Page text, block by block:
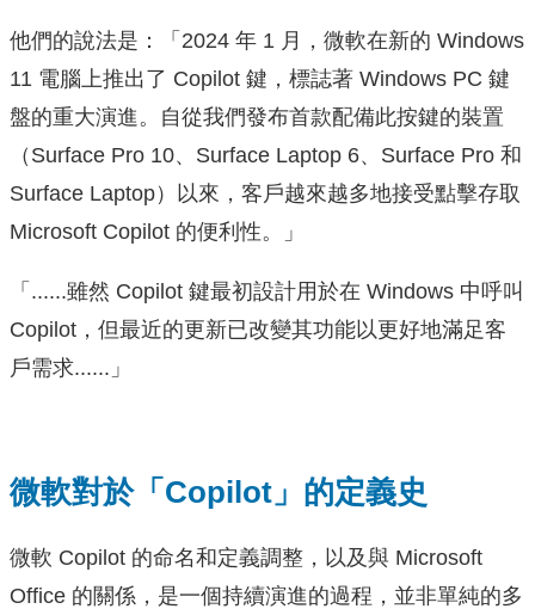
他們的說法是：「2024 年 1 月，微軟在新的 Windows
11 電腦上推出了 Copilot 鍵，標誌著 Windows PC 鍵
盤的重大演進。自從我們發布首款配備此按鍵的裝置
（Surface Pro 10、Surface Laptop 6、Surface Pro 和
Surface Laptop）以來，客戶越來越多地接受點擊存取
Microsoft Copilot 的便利性。」
「......雖然 Copilot 鍵最初設計用於在 Windows 中呼叫
Copilot，但最近的更新已改變其功能以更好地滿足客
戶需求......」
微軟對於「Copilot」的定義史
微軟 Copilot 的命名和定義調整，以及與 Microsoft
Office 的關係，是一個持續演進的過程，並非單純的多